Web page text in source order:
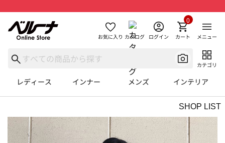
お気に入り カタログ ログイン カート
0
メニュー
カテゴリ
レディース インナー メンズ インテリア
SHOP LIST